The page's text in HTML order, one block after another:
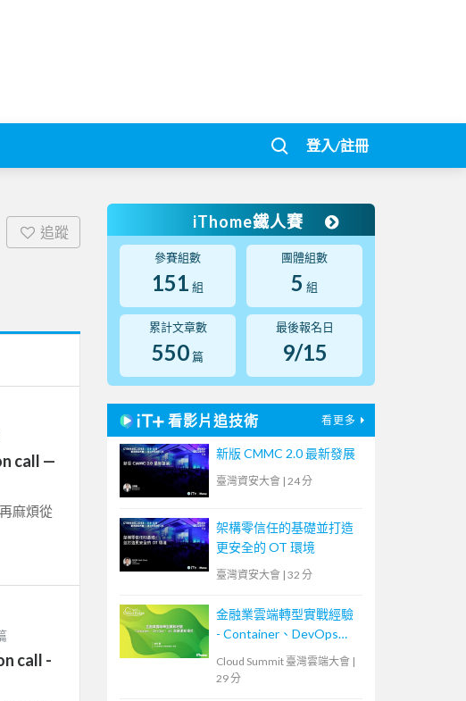
登入/註冊
追蹤
call —
麻煩從
call -
iThome鐵人賽
參賽組數
151 組
團體組數
5 組
累計文章數
550 篇
最後報名日
9/15
看影片追技術 看更多
新版 CMMC 2.0 最新發展
臺灣資安大會 | 24 分
架構零信任的基礎並打造
更安全的 OT 環境
臺灣資安大會 | 32 分
金融業雲端轉型實戰經驗
- Container、DevOps、
IaC 與維運新模式
Cloud Summit 臺灣雲端大會 |
29 分